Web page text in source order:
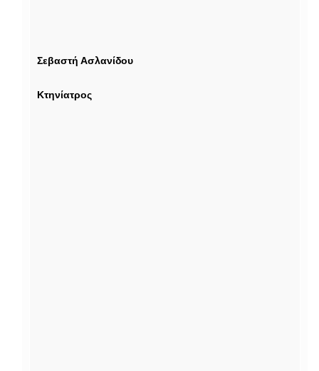
Σεβαστή Ασλανίδου
Κτηνίατρος